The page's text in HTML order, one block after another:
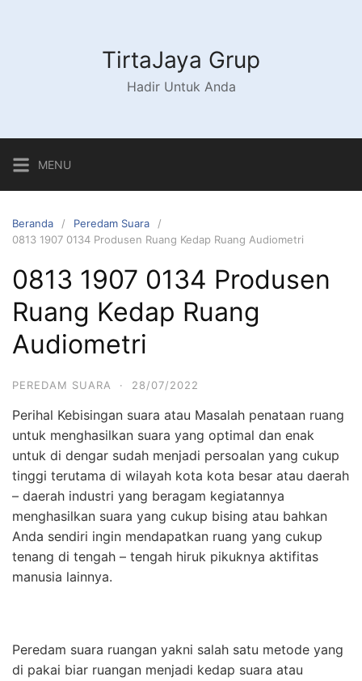
TirtaJaya Grup
Hadir Untuk Anda
MENU
Beranda
Peredam Suara
0813 1907 0134 Produsen Ruang Kedap Ruang Audiometri
0813 1907 0134 Produsen
Ruang Kedap Ruang
Audiometri
PEREDAM SUARA · 28/07/2022
Perihal Kebisingan suara atau Masalah penataan ruang
untuk menghasilkan suara yang optimal dan enak
untuk di dengar sudah menjadi persoalan yang cukup
tinggi terutama di wilayah kota kota besar atau daerah
– daerah industri yang beragam kegiatannya
menghasilkan suara yang cukup bising atau bahkan
Anda sendiri ingin mendapatkan ruang yang cukup
tenang di tengah – tengah hiruk pikuknya aktifitas
manusia lainnya.
Peredam suara ruangan yakni salah satu metode yang
di pakai biar ruangan menjadi kedap suara atau